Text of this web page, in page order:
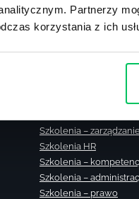
Partnerzy
korzystania z ich
Szkolenia zamknięte
Szkolenia sprzedażowe
Szkolenia –
Szkolenia HR
Szkolenia –
Szkolenia –
Szkolenia – prawo